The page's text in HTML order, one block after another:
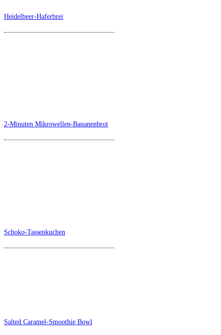
Heidelbeer-Haferbrei
2-Minuten Mikrowellen-Bananenbrot
Schoko-Tassenkuchen
Salted Caramel-Smoothie Bowl